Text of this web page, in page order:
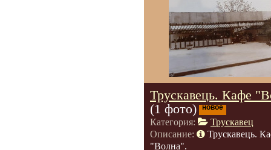
Трускавець. Кафе
(1 фото)
новое
Категория:
Трускавец
Описание:
Трускавець.
"Волна".